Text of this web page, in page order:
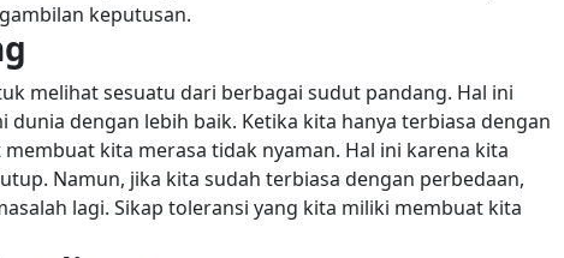
keputusan.
melihat sesuatu dari berbagai sudut pandang. Hal ini
dunia dengan lebih baik. Ketika kita hanya terbiasa dengan
kita merasa tidak nyaman. Hal ini karena kita
Namun, jika kita sudah terbiasa dengan perbedaan,
lagi. Sikap toleransi yang kita miliki membuat kita